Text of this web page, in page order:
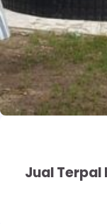
Jual Terpal